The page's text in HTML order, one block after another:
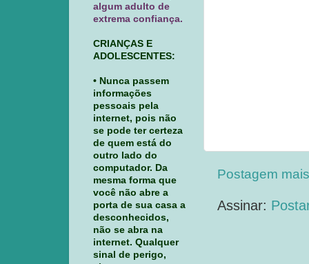
Postagem
Assinar:
algum adulto de
extrema confiança.
CRIANÇAS E
ADOLESCENTES:
• Nunca passem
informações
pessoais pela
internet, pois não
se pode ter certeza
de quem está do
outro lado do
computador. Da
mesma forma que
você não abre a
porta de sua casa a
desconhecidos,
não se abra na
internet. Qualquer
sinal de perigo,